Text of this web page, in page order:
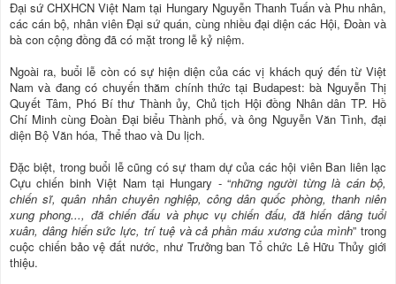
Đại sứ CHXHCN Việt Nam tại Hungary Nguyễn Thanh Tuấn và Phu nhân,
các cán bộ, nhân viên Đại sứ quán, cùng nhiều đại diện các Hội, Đoàn và
bà con cộng đồng đã có mặt trong lễ kỷ niệm.
Ngoài ra, buổi lễ còn có sự hiện diện của các vị khách quý đến từ Việt
Nam và đang có chuyến thăm chính thức tại Budapest: bà Nguyễn Thị
Quyết Tâm, Phó Bí thư Thành ủy, Chủ tịch Hội đồng Nhân dân TP. Hồ
Chí Minh cùng Đoàn Đại biểu Thành phố, và ông Nguyễn Văn Tình, đại
diện Bộ Văn hóa, Thể thao và Du lịch.
Đặc biệt, trong buổi lễ cũng có sự tham dự của các hội viên Ban liên lạc
Cựu chiến binh Việt Nam tại Hungary - “những người từng là cán bộ,
chiến sĩ, quân nhân chuyên nghiệp, công dân quốc phòng, thanh niên
xung phong..., đã chiến đấu và phục vụ chiến đấu, đã hiến dâng tuổi
xuân, dâng hiến sức lực, trí tuệ và cả phần máu xương của mình” trong
cuộc chiến bảo vệ đất nước, như Trưởng ban Tổ chức Lê Hữu Thủy giới
thiệu.